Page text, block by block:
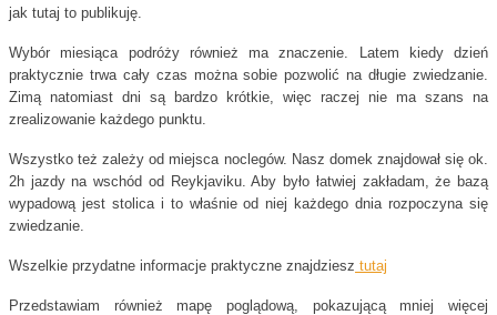
jak tutaj to publikuję.
Wybór miesiąca podróży również ma znaczenie. Latem kiedy dzień
praktycznie trwa cały czas można sobie pozwolić na długie zwiedzanie.
Zimą natomiast dni są bardzo krótkie, więc raczej nie ma szans na
zrealizowanie każdego punktu.
Wszystko też zależy od miejsca noclegów. Nasz domek znajdował się ok.
2h jazdy na wschód od Reykjaviku. Aby było łatwiej zakładam, że bazą
wypadową jest stolica i to właśnie od niej każdego dnia rozpoczyna się
zwiedzanie.
Wszelkie przydatne informacje praktyczne znajdziesz tutaj
Przedstawiam również mapę poglądową, pokazującą mniej więcej